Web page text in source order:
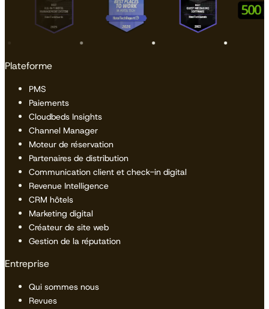
Plateforme
PMS
Paiements
Cloudbeds Insights
Channel Manager
Moteur de réservation
Partenaires de distribution
Communication client et check-in digital
Revenue Intelligence
CRM hôtels
Marketing digital
Créateur de site web
Gestion de la réputation
Entreprise
Qui sommes nous
Revues